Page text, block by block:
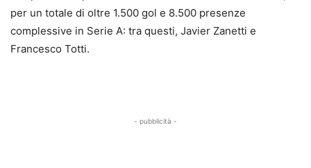
per un totale di oltre 1.500 gol e 8.500 presenze
complessive in Serie A: tra questi, Javier Zanetti e
Francesco Totti.
- pubblicità -